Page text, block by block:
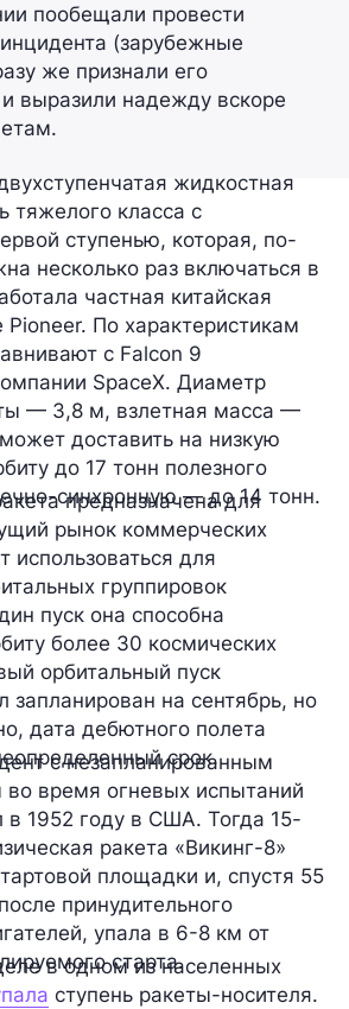
пообещали провести
(зарубежные
же признали его
и выразили надежду вскоре
жидкостная
тяжелого класса с
ступенью, которая, по-
несколько раз включаться в
частная китайская
Pioneer. По характеристикам
с Falcon 9
SpaceX. Диаметр
— 3,8 м, взлетная масса —
доставить на низкую
до 17 тонн полезного
синхронную — до 14 тонн.
предназначена для
рынок коммерческих
использоваться для
группировок
пуск она способна
более 30 космических
орбитальный пуск
запланирован на сентябрь, но
дата дебютного полета
срок.
с незапланированным
во время огневых испытаний
в 1952 году в США. Тогда 15-
ракета «Викинг-8»
площадки и, спустя 55
принудительного
упала в 6-8 км от
старта.
в одном из населенных
ступень ракеты-носителя.